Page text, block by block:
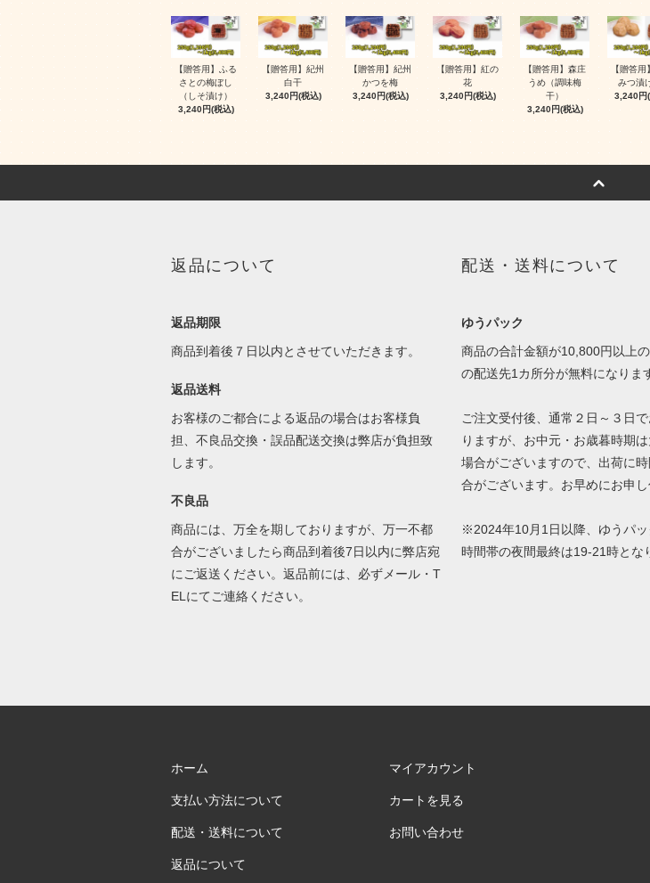
【贈答用】ふる
さとの梅ぼし
（しそ漬け）
3,240円(税込)
【贈答用】紀州
白干
3,240円(税込)
【贈答用】紀州
かつを梅
3,240円(税込)
【贈答用】紅の
花
3,240円(税込)
【贈答用】森庄
うめ（調味梅
干）
3,240円(税込)
【贈答用
みつ漬
3,240円
返品について
返品期限
商品到着後７日以内とさせていただきます。
返品送料
お客様のご都合による返品の場合はお客様負
担、不良品交換・誤品配送交換は弊店が負担致
します。
不良品
商品には、万全を期しておりますが、万一不都
合がございましたら商品到着後7日以内に弊店宛
にご返送ください。返品前には、必ずメール・T
ELにてご連絡ください。
配送・送料について
ゆうパック
商品の合計金額が10,800円以上
の配送先1カ所分が無料になりま
ご注文受付後、通常２日～３日
りますが、お中元・お歳暮時期
場合がございますので、出荷に
合がございます。お早めにお申し
※2024年10月1日以降、ゆうパッ
時間帯の夜間最終は19-21時とな
ホーム
支払い方法について
配送・送料について
返品について
マイアカウント
カートを見る
お問い合わせ